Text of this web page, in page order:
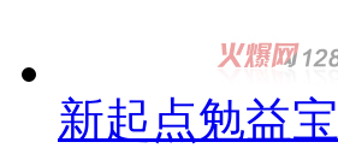
新起点勉益